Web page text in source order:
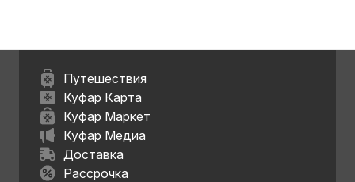
Путешествия
Куфар Карта
Куфар Маркет
Куфар Медиа
Доставка
Рассрочка